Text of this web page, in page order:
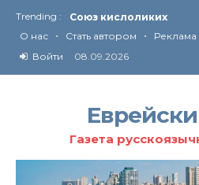
Trending :
Союз кислоликих
Соглашение США с
О нас • Стать автором • Реклама
Войти
08.09.2026
Газета